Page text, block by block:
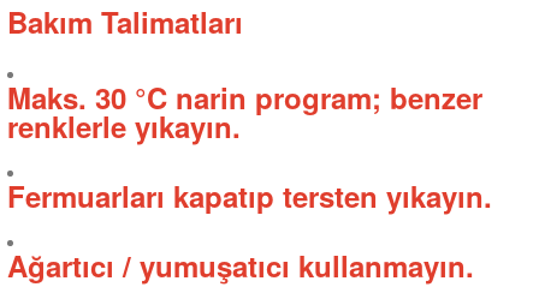
Bakım Talimatları
Maks. 30 °C narin program; benzer
renklerle yıkayın.
Fermuarları kapatıp tersten yıkayın.
Ağartıcı / yumuşatıcı kullanmayın.